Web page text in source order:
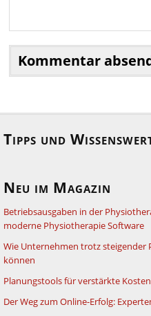
Tipps und
Neu im Magazin
Betriebsausgaben in der
moderne Physiotherapie Software
Wie Unternehmen trotz steigender
können
Planungstools für verstärkte
Der Weg zum Online-Erfolg: